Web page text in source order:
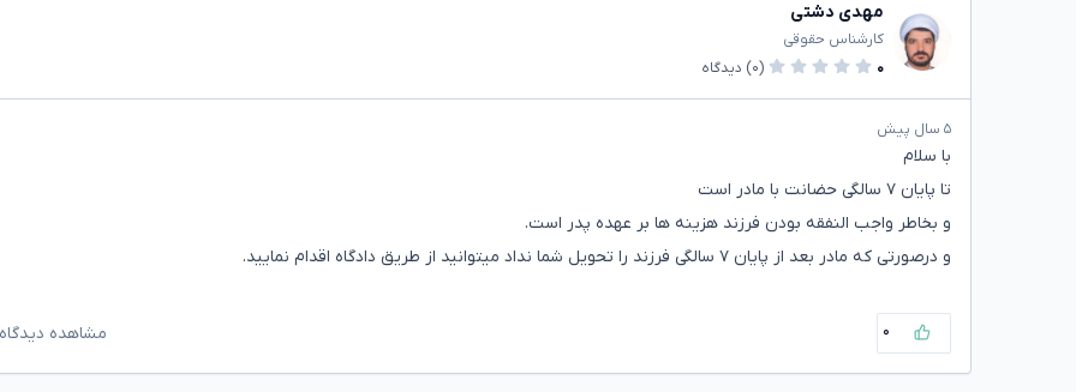
مهدی دشتی
کارشناس حقوقی
۰
(۰) دیدگاه
۵ سال پیش
با سلام
تا پایان ۷ سالگی حضانت با مادر است
و بخاطر واجب النفقه بودن فرزند هزینه ها بر عهده پدر است.
و درصورتی که مادر بعد از پایان ۷ سالگی فرزند را تحویل شما نداد میتوانید از طریق دادگاه اقدام نمایید.
۰ مشاهده